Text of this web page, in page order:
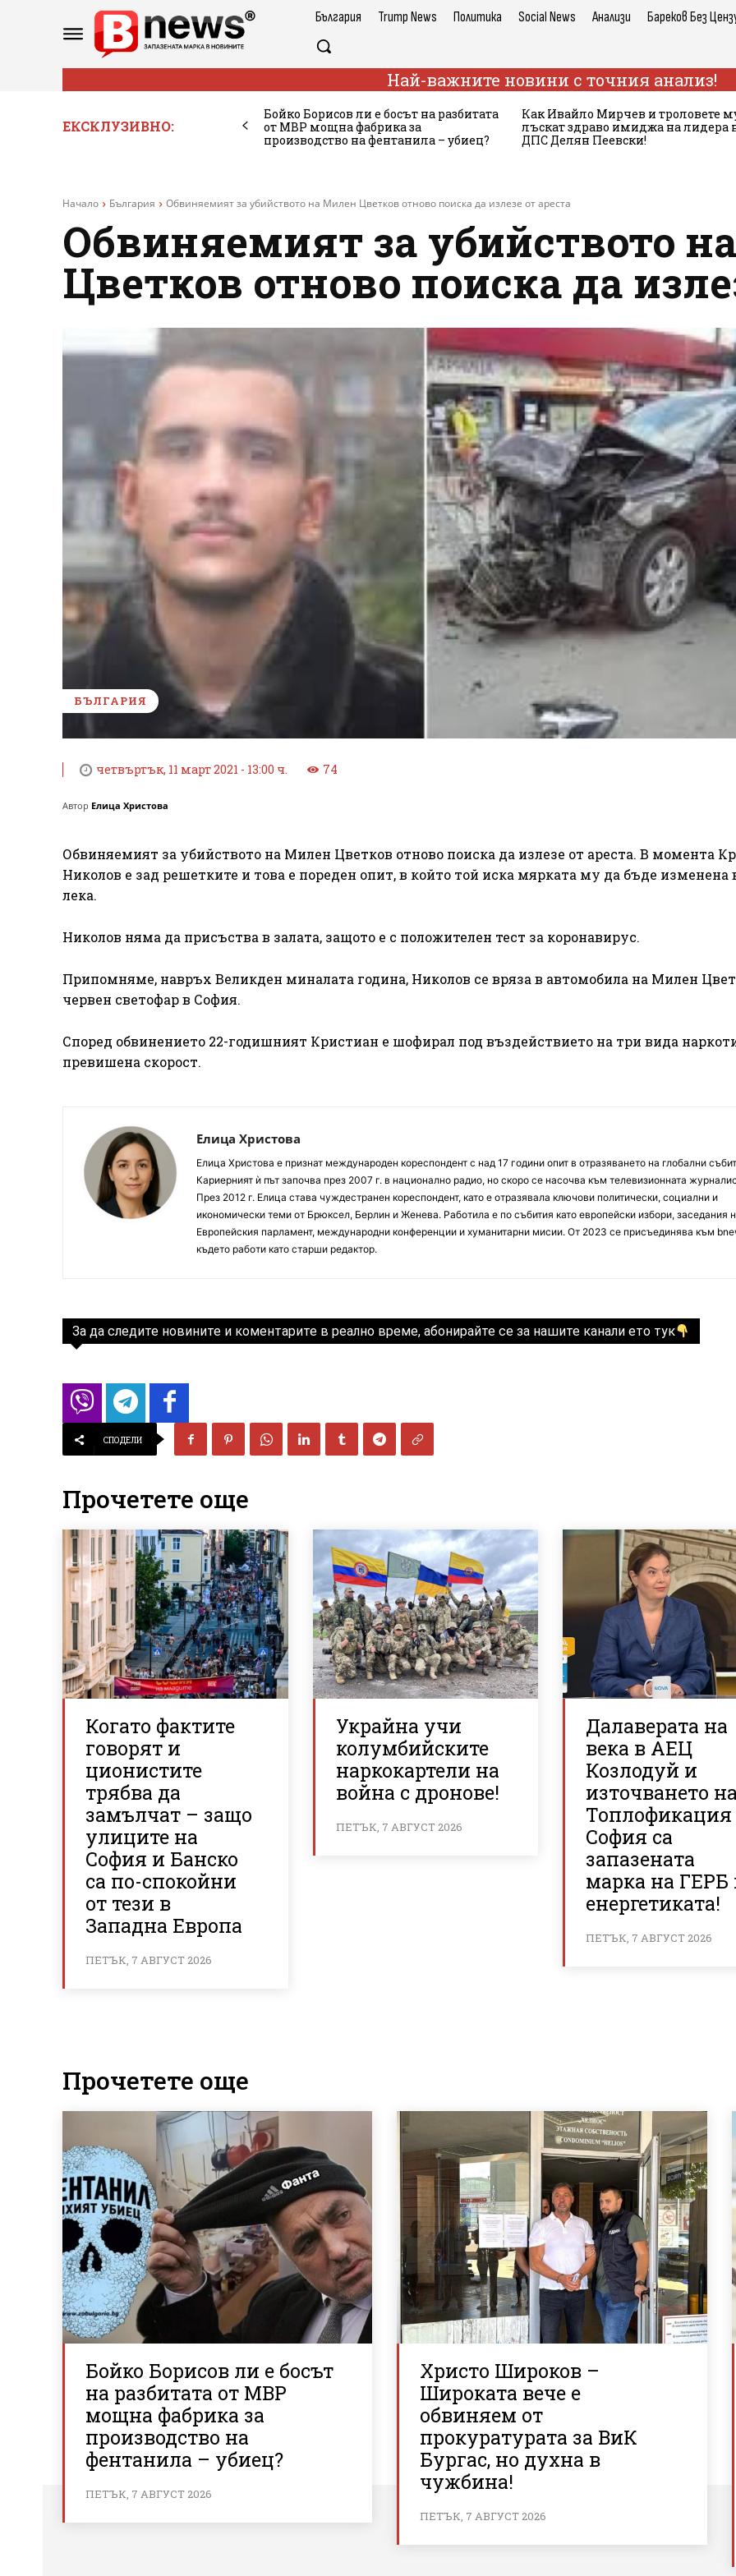
България Trump News Политика Social News Анализи Бареков Без
Най-важните новини с точния анализ!
ЕКСКЛУЗИВНО:
Бойко Борисов ли е босът на разбитата
от МВР мощна фабрика за
производство на фентанила – убиец?
Как Ивайло Мирчев и троловете
лъскат здраво имиджа на лидера
ДПС Делян Пеевски!
Начало България Обвиняемият за убийството на Милен Цветков отново поиска да излезе от ареста
Обвиняемият за убийството
Цветков отново поиска да
БЪЛГАРИЯ
четвъртък, 11 март 2021 - 13:00 ч. 74
Автор Елица Христова
Обвиняемият за убийството на Милен Цветков отново поиска да излезе от ареста. В момента
Николов е зад решетките и това е пореден опит, в който той иска мярката му да бъде изменена
лека.
Николов няма да присъства в залата, защото е с положителен тест за коронавирус.
Припомняме, навръх Великден миналата година, Николов се вряза в автомобила на Милен
червен светофар в София.
Според обвинението 22-годишният Кристиан е шофирал под въздействието на три вида
превишена скорост.
Елица Христова
Елица Христова е признат международен кореспондент с над 17 години опит в отразяването на глобални
Кариерният ѝ път започва през 2007 г. в национално радио, но скоро се насочва към телевизионната
През 2012 г. Елица става чуждестранен кореспондент, като е отразявала ключови политически, социални и
икономически теми от Брюксел, Берлин и Женева. Работила е по събития като европейски избори, заседания
Европейския парламент, международни конференции и хуманитарни мисии. От 2023 се присъединява към
където работи като старши редактор.
За да следите новините и коментарите в реално време, абонирайте се за нашите канали ето тук
СПОДЕЛИ
Прочетете още
Когато фактите
говорят и
ционистите
трябва да
замълчат – защо
улиците на
София и Банско
са по-спокойни
от тези в
Западна Европа
ПЕТЪК, 7 АВГУСТ 2026
Украйна учи
колумбийските
наркокартели на
война с дронове!
ПЕТЪК, 7 АВГУСТ 2026
Далаверата на
века в АЕЦ
Козлодуй и
източването
София са
запазената
марка на ГЕРБ
енергетиката!
ПЕТЪК, 7 АВГУСТ 2026
Прочетете още
Бойко Борисов ли е босът
на разбитата от МВР
мощна фабрика за
производство на
фентанила – убиец?
ПЕТЪК, 7 АВГУСТ 2026
Христо Широков –
Широката вече е
обвиняем от
прокуратурата за ВиК
Бургас, но духна в
чужбина!
ПЕТЪК, 7 АВГУСТ 2026